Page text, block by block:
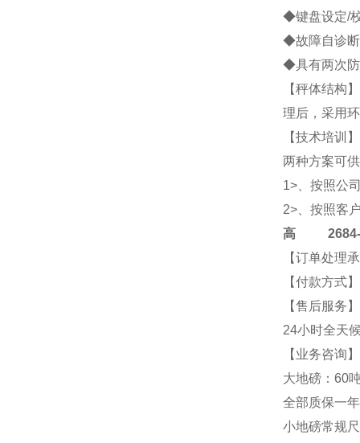
◆键盘设定/
◆故障自诊断
◆具有两次防
【秤体结构
理后，采用
【技术培训
两种方案可
1>、按照公
2>、按照客
高2684-
【订单处理
【付款方式
【售后服务
24小时全天
【业务咨询
大地磅：60
全部质保一
小地磅常规